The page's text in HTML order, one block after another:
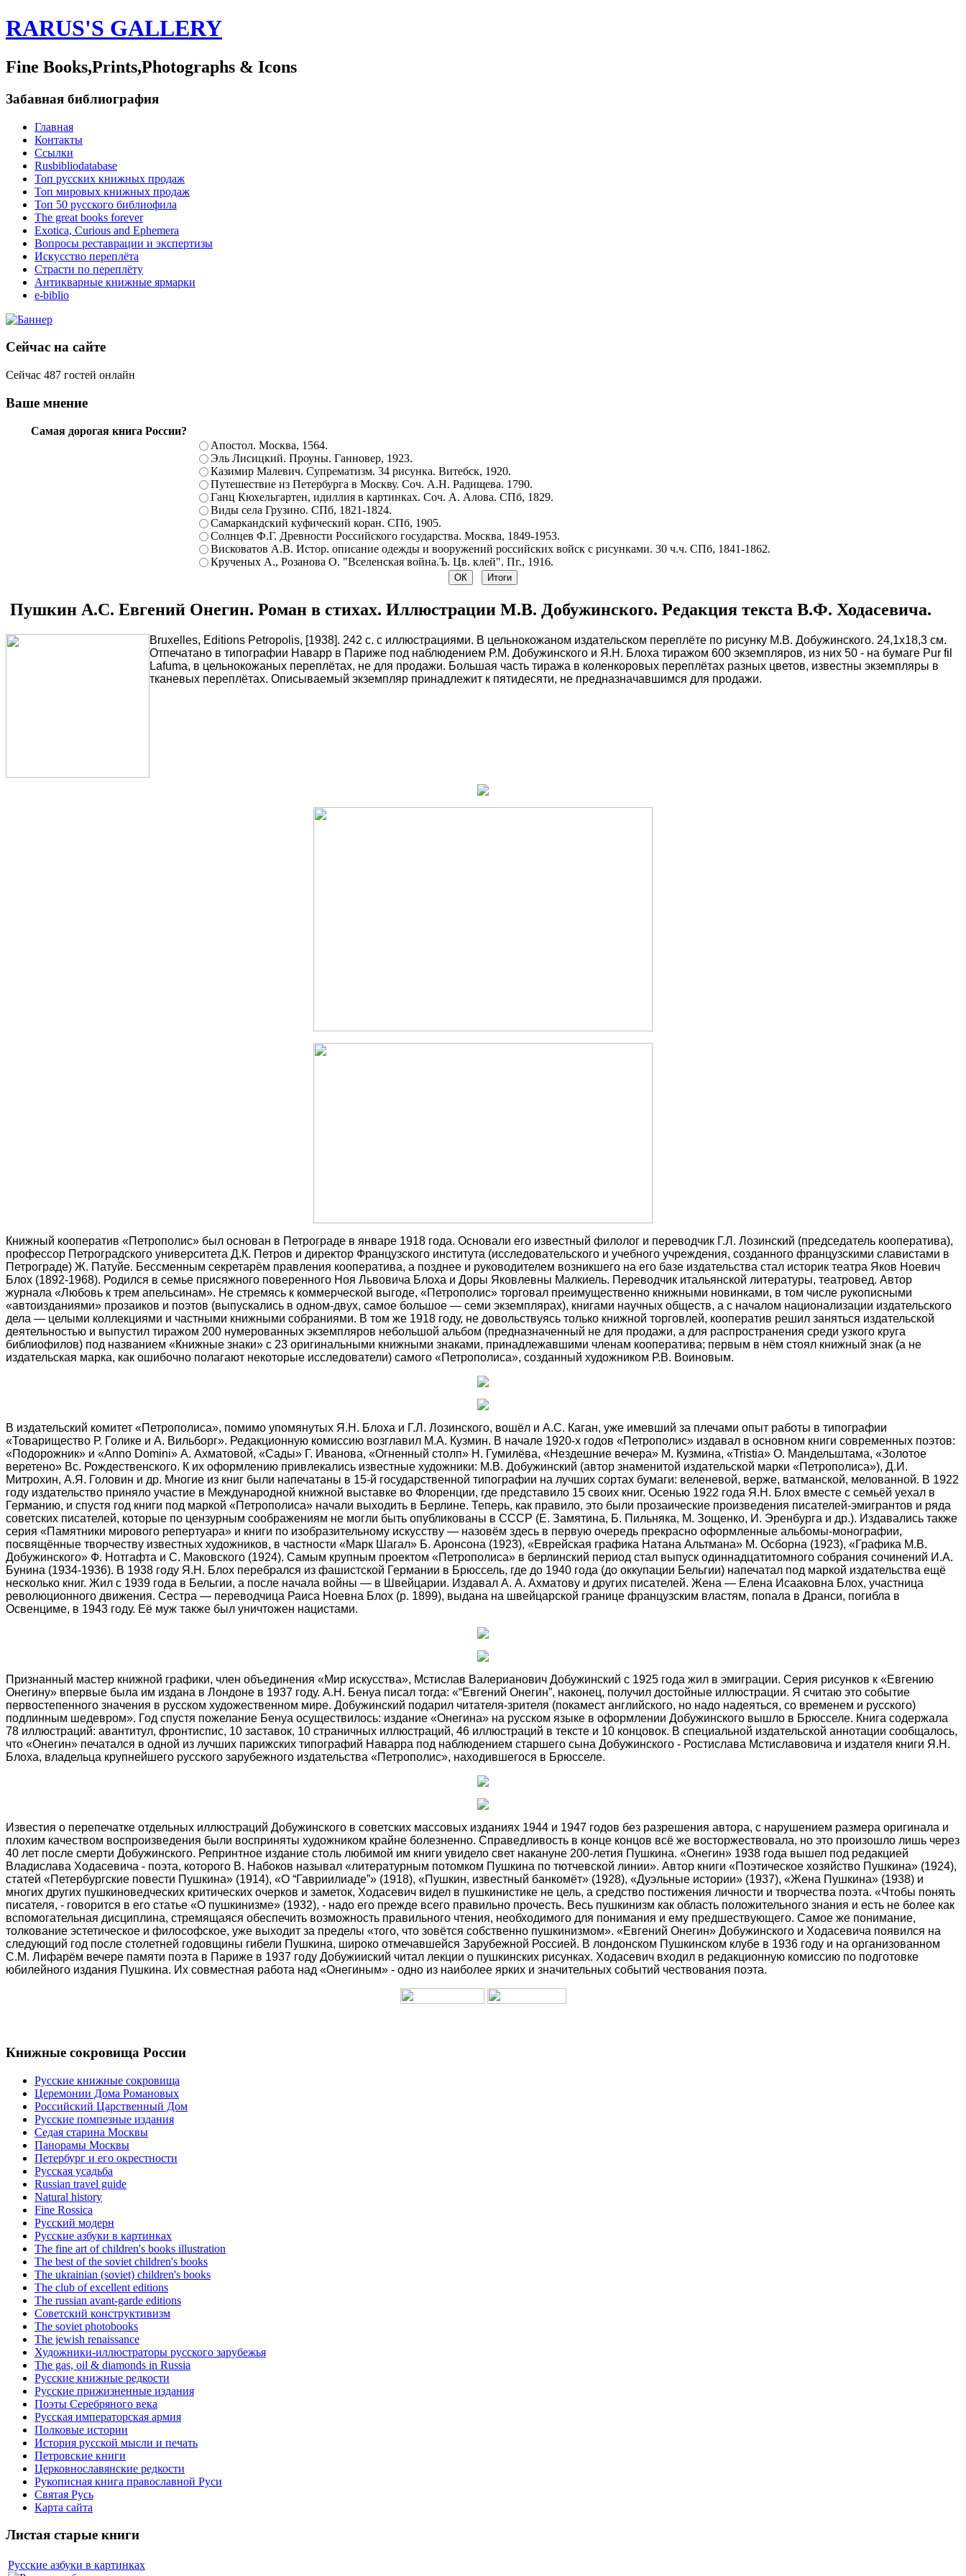
RARUS'S GALLERY
Fine Books,Prints,Photographs & Icons
Забавная библиография
Главная
Контакты
Ссылки
Rusbibliodatabase
Топ русских книжных продаж
Топ мировых книжных продаж
Топ 50 русского библиофила
The great books forever
Exotica, Curious and Ephemera
Вопросы реставрации и экспертизы
Искусство переплёта
Страсти по переплёту
Антикварные книжные ярмарки
e-biblio
Сейчас на сайте
Сейчас 487 гостей онлайн
Ваше мнение
Самая дорогая книга России?
Апостол. Москва, 1564.
Эль Лисицкий. Проуны. Ганновер, 1923.
Казимир Малевич. Супрематизм. 34 рисунка. Витебск, 1920.
Путешествие из Петербурга в Москву. Соч. А.Н. Радищева. 1790.
Ганц Кюхельгартен, идиллия в картинках. Соч. А. Алова. СПб, 1829.
Виды села Грузино. СПб, 1821-1824.
Самаркандский куфический коран. СПб, 1905.
Солнцев Ф.Г. Древности Российского государства. Москва, 1849-1953.
Висковатов А.В. Истор. описание одежды и вооружений российских войск с рисунками. 30 ч.ч. СПб, 1841-1862.
Крученых А., Розанова О. "Вселенская война.Ъ. Цв. клей". Пг., 1916.
Пушкин А.С. Евгений Онегин. Роман в стихах. Иллюстрации М.В. Добужинского. Редакция текста В.Ф. Ходасевича.
Bruxelles, Editions Petropolis, [1938]. 242 с. с иллюстрациями. В цельнокожаном издательском переплёте по рисунку М.В. Добужинского. 24,1x18,3 см.
Отпечатано в типографии Наварр в Париже под наблюдением Р.М. Добужинского и Я.Н. Блоха тиражом 600 экземпляров, из них 50 - на бумаге Pur fil
Lafuma, в цельнокожаных переплётах, не для продажи. Большая часть тиража в коленкоровых переплётах разных цветов, известны экземпляры в
тканевых переплётах. Описываемый экземпляр принадлежит к пятидесяти, не предназначавшимся для продажи.
Книжный кооператив «Петрополис» был основан в Петрограде в январе 1918 года. Основали его известный филолог и переводчик Г.Л. Лозинский (председатель кооператива),
профессор Петроградского университета Д.К. Петров и директор Французского института (исследовательского и учебного учреждения, созданного французскими славистами в
Петрограде) Ж. Патуйе. Бессменным секретарём правления кооператива, а позднее и руководителем возникшего на его базе издательства стал историк театра Яков Ноевич
Блох (1892-1968). Родился в семье присяжного поверенного Ноя Львовича Блоха и Доры Яковлевны Малкиель. Переводчик итальянской литературы, театровед. Автор
журнала «Любовь к трем апельсинам». Не стремясь к коммерческой выгоде, «Петрополис» торговал преимущественно книжными новинками, в том числе рукописными
«автоизданиями» прозаиков и поэтов (выпускались в одном-двух, самое большое — семи экземплярах), книгами научных обществ, а с началом национализации издательского
дела — целыми коллекциями и частными книжными собраниями. В том же 1918 году, не довольствуясь только книжной торговлей, кооператив решил заняться издательской
деятельностью и выпустил тиражом 200 нумерованных экземпляров небольшой альбом (предназначенный не для продажи, а для распространения среди узкого круга
библиофилов) под названием «Книжные знаки» с 23 оригинальными книжными знаками, принадлежавшими членам кооператива; первым в нём стоял книжный знак (а не
издательская марка, как ошибочно полагают некоторые исследователи) самого «Петрополиса», созданный художником Р.В. Воиновым.
В издательский комитет «Петрополиса», помимо упомянутых Я.Н. Блоха и Г.Л. Лозинского, вошёл и А.С. Каган, уже имевший за плечами опыт работы в типографии
«Товарищество Р. Голике и А. Вильборг». Редакционную комиссию возглавил М.А. Кузмин. В начале 1920-х годов «Петрополис» издавал в основном книги современных поэтов:
«Подорожник» и «Anno Domini» А. Ахматовой, «Сады» Г. Иванова, «Огненный столп» Н. Гумилёва, «Нездешние вечера» М. Кузмина, «Tristia» О. Мандельштама, «Золотое
веретено» Вс. Рождественского. К их оформлению привлекались известные художники: М.В. Добужинский (автор знаменитой издательской марки «Петрополиса»), Д.И.
Митрохин, А.Я. Головин и др. Многие из книг были напечатаны в 15-й государственной типографии на лучших сортах бумаги: веленевой, верже, ватманской, мелованной. В 1922
году издательство приняло участие в Международной книжной выставке во Флоренции, где представило 15 своих книг. Осенью 1922 года Я.Н. Блох вместе с семьёй уехал в
Германию, и спустя год книги под маркой «Петрополиса» начали выходить в Берлине. Теперь, как правило, это были прозаические произведения писателей-эмигрантов и ряда
советских писателей, которые по цензурным соображениям не могли быть опубликованы в СССР (Е. Замятина, Б. Пильняка, М. Зощенко, И. Эренбурга и др.). Издавались также
серия «Памятники мирового репертуара» и книги по изобразительному искусству — назовём здесь в первую очередь прекрасно оформленные альбомы-монографии,
посвящённые творчеству известных художников, в частности «Марк Шагал» Б. Аронсона (1923), «Еврейская графика Натана Альтмана» М. Осборна (1923), «Графика М.В.
Добужинского» Ф. Нотгафта и С. Маковского (1924). Самым крупным проектом «Петрополиса» в берлинский период стал выпуск одиннадцатитомного собрания сочинений И.А.
Бунина (1934-1936). В 1938 году Я.Н. Блох перебрался из фашистской Германии в Брюссель, где до 1940 года (до оккупации Бельгии) напечатал под маркой издательства ещё
несколько книг. Жил c 1939 года в Бельгии, а после начала войны — в Швейцарии. Издавал А. А. Ахматову и других писателей. Жена — Елена Исааковна Блох, участница
революционного движения. Сестра — переводчица Раиса Ноевна Блох (р. 1899), выдана на швейцарской границе французским властям, попала в Дранси, погибла в
Освенциме, в 1943 году. Её муж также был уничтожен нацистами.
Признанный мастер книжной графики, член объединения «Мир искусства», Мстислав Валерианович Добужинский с 1925 года жил в эмиграции. Серия рисунков к «Евгению
Онегину» впервые была им издана в Лондоне в 1937 году. А.Н. Бенуа писал тогда: «“Евгений Онегин”, наконец, получил достойные иллюстрации. Я считаю это событие
первостепенного значения в русском художественном мире. Добужинский подарил читателя-зрителя (покамест английского, но надо надеяться, со временем и русского)
подлинным шедевром». Год спустя пожелание Бенуа осуществилось: издание «Онегина» на русском языке в оформлении Добужинского вышло в Брюсселе. Книга содержала
78 иллюстраций: авантитул, фронтиспис, 10 заставок, 10 страничных иллюстраций, 46 иллюстраций в тексте и 10 концовок. В специальной издательской аннотации сообщалось,
что «Онегин» печатался в одной из лучших парижских типографий Наварра под наблюдением старшего сына Добужинского - Ростислава Мстиславовича и издателя книги Я.Н.
Блоха, владельца крупнейшего русского зарубежного издательства «Петрополис», находившегося в Брюсселе.
Известия о перепечатке отдельных иллюстраций Добужинского в советских массовых изданиях 1944 и 1947 годов без разрешения автора, с нарушением размера оригинала и
плохим качеством воспроизведения были восприняты художником крайне болезненно. Справедливость в конце концов всё же восторжествовала, но это произошло лишь через
40 лет после смерти Добужинского. Репринтное издание столь любимой им книги увидело свет накануне 200-летия Пушкина. «Онегин» 1938 года вышел под редакцией
Владислава Ходасевича - поэта, которого В. Набоков называл «литературным потомком Пушкина по тютчевской линии». Автор книги «Поэтическое хозяйство Пушкина» (1924),
статей «Петербургские повести Пушкина» (1914), «О “Гавриилиаде”» (1918), «Пушкин, известный банкомёт» (1928), «Дуэльные истории» (1937), «Жена Пушкина» (1938) и
многих других пушкиноведческих критических очерков и заметок, Ходасевич видел в пушкинистике не цель, а средство постижения личности и творчества поэта. «Чтобы понять
писателя, - говорится в его статье «О пушкинизме» (1932), - надо его прежде всего правильно прочесть. Весь пушкинизм как область положительного знания и есть не более как
вспомогательная дисциплина, стремящаяся обеспечить возможность правильного чтения, необходимого для понимания и ему предшествующего. Самое же понимание,
толкование эстетическое и философское, уже выходит за пределы «того, что зовётся собственно пушкинизмом». «Евгений Онегин» Добужинского и Ходасевича появился на
следующий год после столетней годовщины гибели Пушкина, широко отмечавшейся Зарубежной Россией. В лондонском Пушкинском клубе в 1936 году и на организованном
С.М. Лифарём вечере памяти поэта в Париже в 1937 году Добужииский читал лекции о пушкинских рисунках. Ходасевич входил в редакционную комиссию по подготовке
юбилейного издания Пушкина. Их совместная работа над «Онегиным» - одно из наиболее ярких и значительных событий чествования поэта.
Книжные сокровища России
Русские книжные сокровища
Церемонии Дома Романовых
Российский Царственный Дом
Русские помпезные издания
Седая старина Москвы
Панорамы Москвы
Петербург и его окрестности
Русская усадьба
Russian travel guide
Natural history
Fine Rossica
Русский модерн
Русские азбуки в картинках
The fine art of children's books illustration
The best of the soviet children's books
The ukrainian (soviet) children's books
The club of excellent editions
The russian avant-garde editions
Советский конструктивизм
The soviet photobooks
The jewish renaissance
Художники-иллюстраторы русского зарубежья
The gas, oil & diamonds in Russia
Русские книжные редкости
Русские прижизненные издания
Поэты Серебряного века
Русская императорская армия
Полковые истории
История русской мысли и печать
Петровские книги
Церковнославянские редкости
Рукописная книга православной Руси
Святая Русь
Карта сайта
Листая старые книги
Русские азбуки в картинках